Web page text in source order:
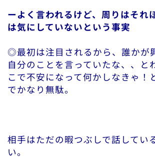
ーよく言われるけど、周りはそれ
は気にしていないという事実
◎最初は注目されるから、誰かが
自分のことを言っていたな、、と
こで不安になって何かしなきゃ！
でかなり無駄。
相手はただの暇つぶしで話してい
い。